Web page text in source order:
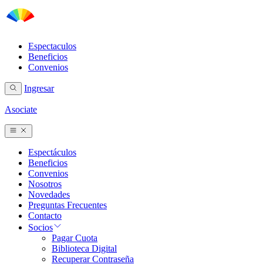
Espectaculos
Beneficios
Convenios
Ingresar
Asociate
Espectáculos
Beneficios
Convenios
Nosotros
Novedades
Preguntas Frecuentes
Contacto
Socios
Pagar Cuota
Biblioteca Digital
Recuperar Contraseña